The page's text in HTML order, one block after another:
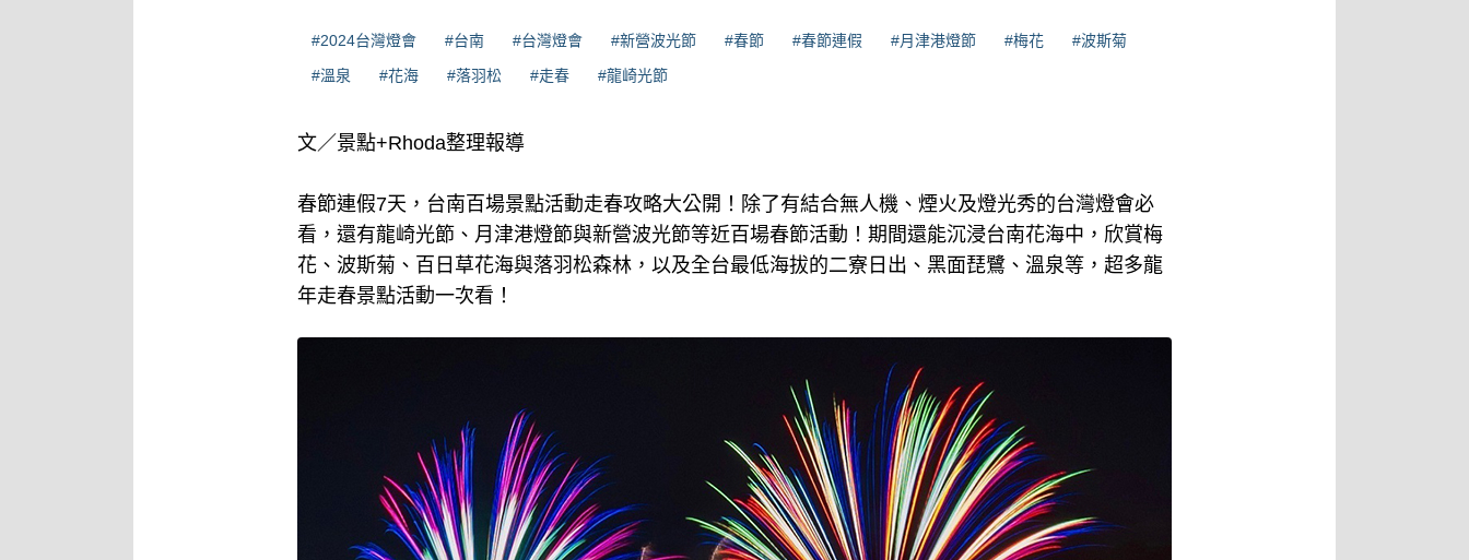
#2024台灣燈會 #台南 #台灣燈會 #新營波光節 #春節 #春節連假 #月津港燈節 #梅花
#波斯菊
#溫泉
#花海 #落羽松 #走春 #龍崎光節
文／景點+Rhoda整理報導
春節連假7天，台南百場景點活動走春攻略大公開！除了有結合無人機、煙火及燈光秀的台灣燈會必
看，還有龍崎光節、月津港燈節與新營波光節等近百場春節活動！期間還能沉浸台南花海中，欣賞梅
花、波斯菊、百日草花海與落羽松森林，以及全台最低海拔的二寮日出、黑面琵鷺、溫泉等，超多龍
年走春景點活動一次看！